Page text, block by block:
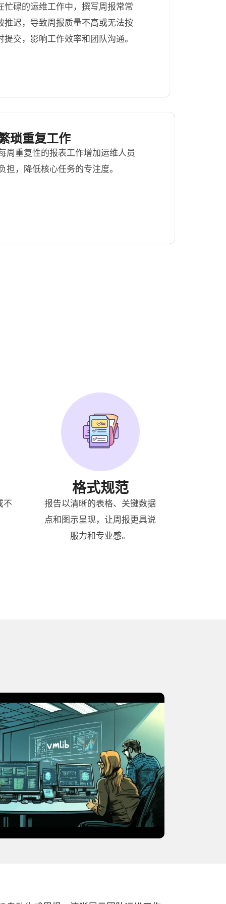
忙碌的运维工作中，撰写周报常常
推迟，导致周报质量不高或无法按
提交，影响工作效率和团队沟通。
琐重复工作
周重复性的报表工作增加运维人员
担，降低核心任务的专注度。
不
格式规范
报告以清晰的表格、关键数据
点和图示呈现，让周报更具说
服力和专业感。